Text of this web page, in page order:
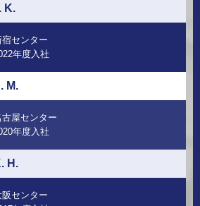
K.
宿センター
年度入社
M.
古屋センター
年度入社
H.
阪センター